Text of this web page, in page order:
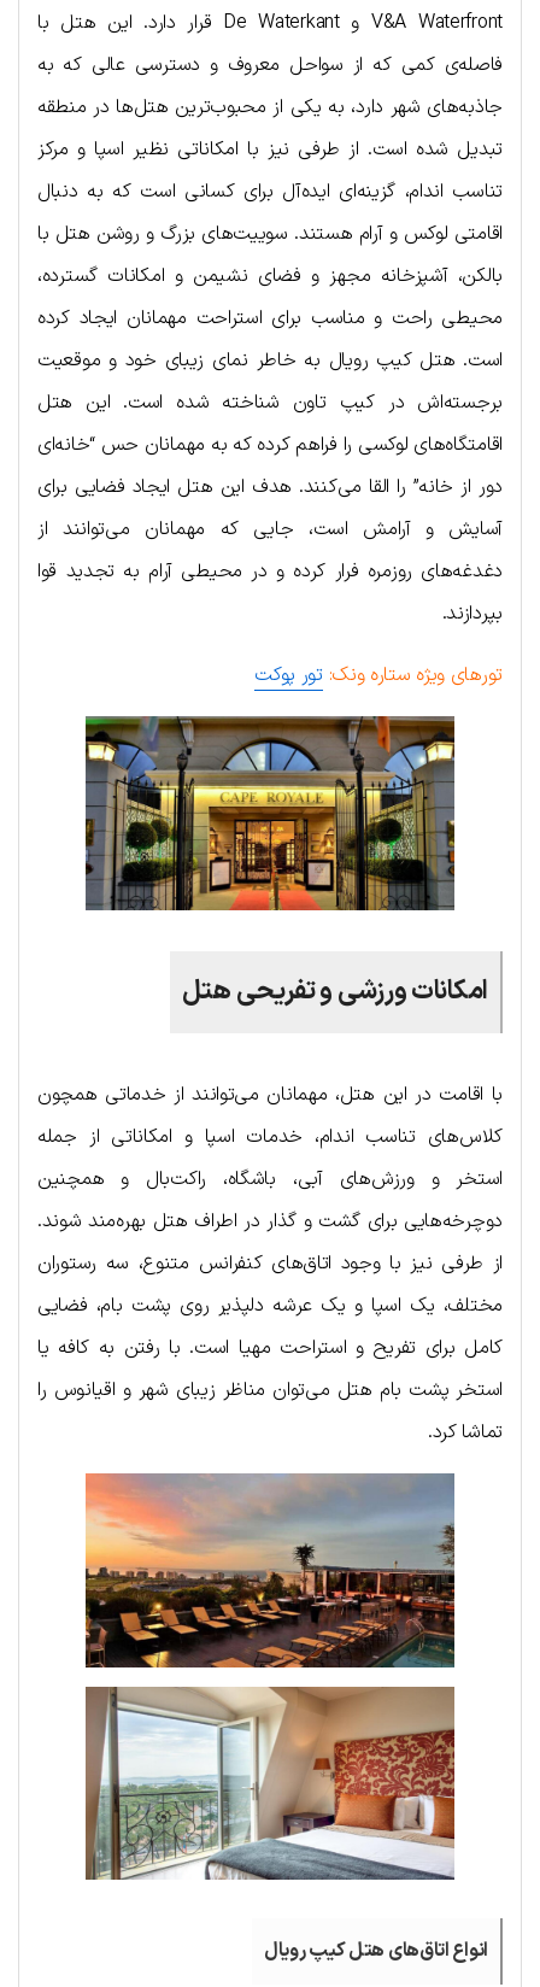
V&A Waterfront و De Waterkant قرار دارد. این هتل با
فاصله‌ی کمی که از سواحل معروف و دسترسی عالی که به
جاذبه‌های شهر دارد، به یکی از محبوب‌ترین هتل‌ها در منطقه
تبدیل شده است. از طرفی نیز با امکاناتی نظیر اسپا و مرکز
تناسب اندام، گزینه‌ای ایده‌آل برای کسانی است که به دنبال
اقامتی لوکس و آرام هستند. سوییت‌های بزرگ و روشن هتل با
بالکن، آشپزخانه مجهز و فضای نشیمن و امکانات گسترده،
محیطی راحت و مناسب برای استراحت مهمانان ایجاد کرده
است. هتل کیپ رویال به خاطر نمای زیبای خود و موقعیت
برجسته‌اش در کیپ تاون شناخته شده است. این هتل
اقامتگاه‌های لوکسی را فراهم کرده که به مهمانان حس “خانه‌ای
دور از خانه” را القا می‌کنند. هدف این هتل ایجاد فضایی برای
آسایش و آرامش است، جایی که مهمانان می‌توانند از
دغدغه‌های روزمره فرار کرده و در محیطی آرام به تجدید قوا
بپردازند.
تورهای ویژه ستاره ونک: تور پوکت
امکانات ورزشی و تفریحی هتل
با اقامت در این هتل، مهمانان می‌توانند از خدماتی همچون
کلاس‌های تناسب اندام، خدمات اسپا و امکاناتی از جمله
استخر و ورزش‌های آبی، باشگاه، راکت‌بال و همچنین
دوچرخه‌هایی برای گشت و گذار در اطراف هتل بهره‌مند شوند.
از طرفی نیز با وجود اتاق‌های کنفرانس متنوع، سه رستوران
مختلف، یک اسپا و یک عرشه دلپذیر روی پشت بام، فضایی
کامل برای تفریح و استراحت مهیا است. با رفتن به کافه یا
استخر پشت بام هتل می‌توان مناظر زیبای شهر و اقیانوس را
تماشا کرد.
انواع اتاق‌های هتل کیپ رویال